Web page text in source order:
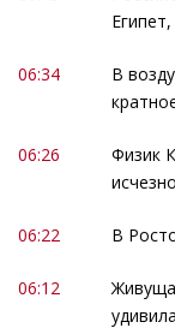
06:34
В
06:26
Физик
06:22 В
06:12